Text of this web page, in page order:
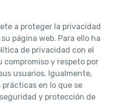
a proteger la privacidad
página web. Para ello ha
de privacidad con el
y respeto por
usuarios. Igualmente,
en lo que se
y protección de